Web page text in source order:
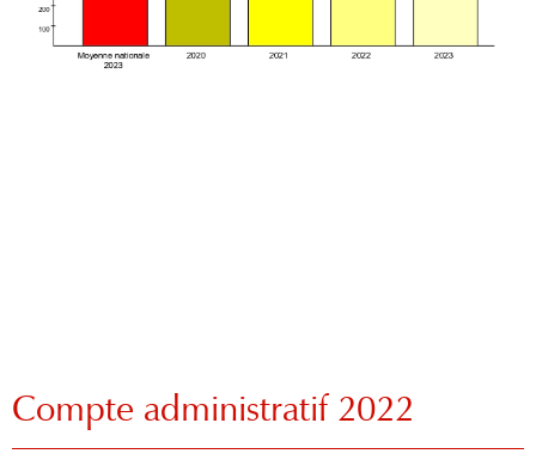
Compte administratif 2022